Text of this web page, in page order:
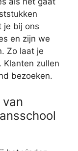
je bij ons
en zijn we
Zo laat je
zullen
bezoeken.